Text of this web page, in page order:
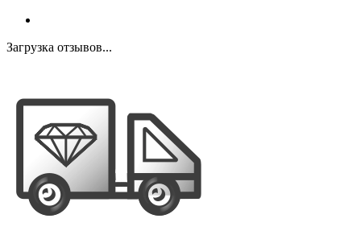
Загрузка отзывов...